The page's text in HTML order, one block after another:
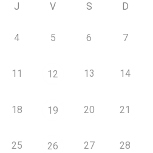
J V S D
4 5 6 7
11 12 13 14
18 19 20 21
25 26 27 28